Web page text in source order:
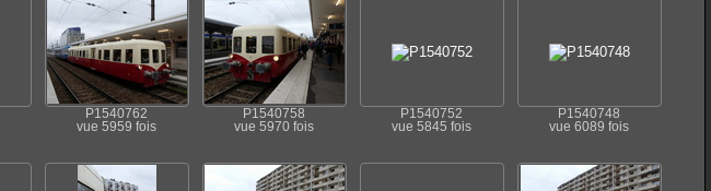
P1540762
vue 5959 fois
P1540758
vue 5970 fois
P1540752
vue 5845 fois
P1540748
vue 6089 fois